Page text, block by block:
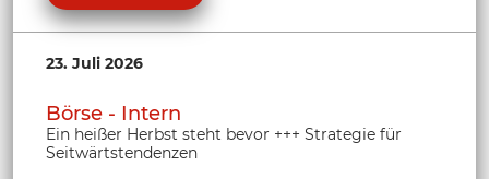
23. Juli 2026
Börse - Intern
Ein heißer Herbst steht bevor +++ Strategie für
Seitwärtstendenzen